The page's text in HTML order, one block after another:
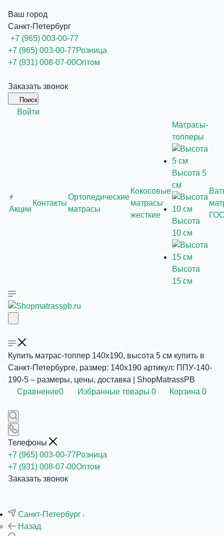
Ваш город
Санкт-Петербург
+7 (965) 003-00-77
+7 (965) 003-00-77Розница
+7 (931) 008-07-00Оптом
Заказать звонок
Поиск
Войти
Акции
Контакты
Ортопедические
матрасы
Кокосовые
матрасы
жесткие
Матрасы-
топперы
Высота 5
см
Высота
10 см
Высота
15 см
Купить матрас-топпер 140x190, высота 5 см купить в
Санкт-Петербурге, размер: 140х190 артикул: ППУ-140-
190-5 – размеры, цены, доставка | ShopMatrassPB
Сравнение0 Избранные товары 0 Корзина 0
Телефоны
+7 (965) 003-00-77Розница
+7 (931) 008-07-00Оптом
Заказать звонок
Санкт-Петербург
Назад